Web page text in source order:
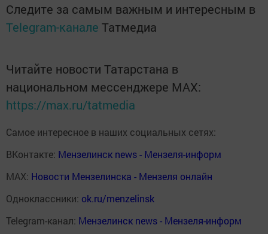
Следите за самым важным и интересным в
Telegram-канале Татмедиа
Читайте новости Татарстана в
национальном мессенджере MАХ:
https://max.ru/tatmedia
Самое интересное в наших социальных сетях:
ВКонтакте: Мензелинск news - Мензеля-информ
MAX: Новости Мензелинска - Мензеля онлайн
Одноклассники: ok.ru/menzelinsk
Telegram-канал: Мензелинск news - Мензеля-информ